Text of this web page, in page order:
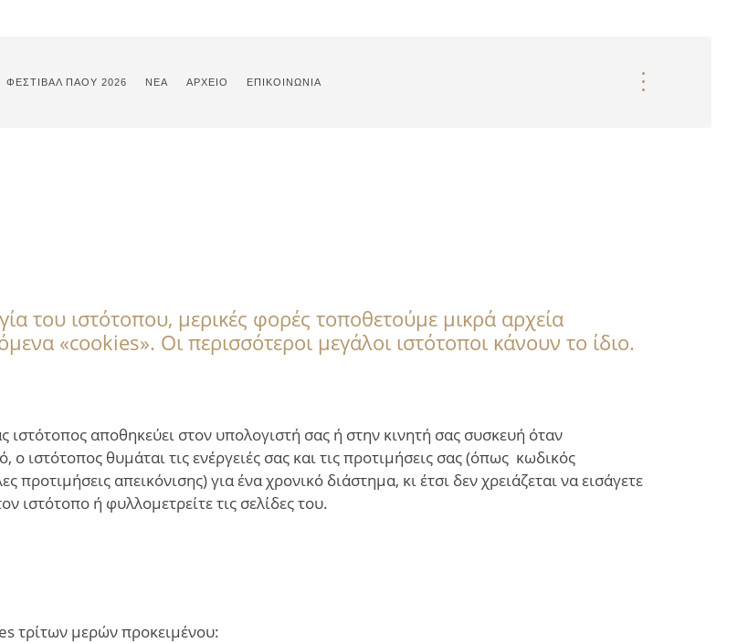
ΦΕΣΤΙΒΑΛ ΠΑΟΥ 2026 ΝΈΑ ΑΡΧΕΊΟ ΕΠΙΚΟΙΝΩΝΊΑ
του ιστότοπου, μερικές φορές τοποθετούμε μικρά αρχεία
«cookies». Οι περισσότεροι μεγάλοι ιστότοποι κάνουν το ίδιο.
ιστότοπος αποθηκεύει στον υπολογιστή σας ή στην κινητή σας συσκευή όταν
ιστότοπος θυμάται τις ενέργειές σας και τις προτιμήσεις σας (όπως κωδικός
απεικόνισης) για ένα χρονικό διάστημα, κι έτσι δεν χρειάζεται να εισάγετε
ιστότοπο ή φυλλομετρείτε τις σελίδες του.
τρίτων μερών προκειμένου: